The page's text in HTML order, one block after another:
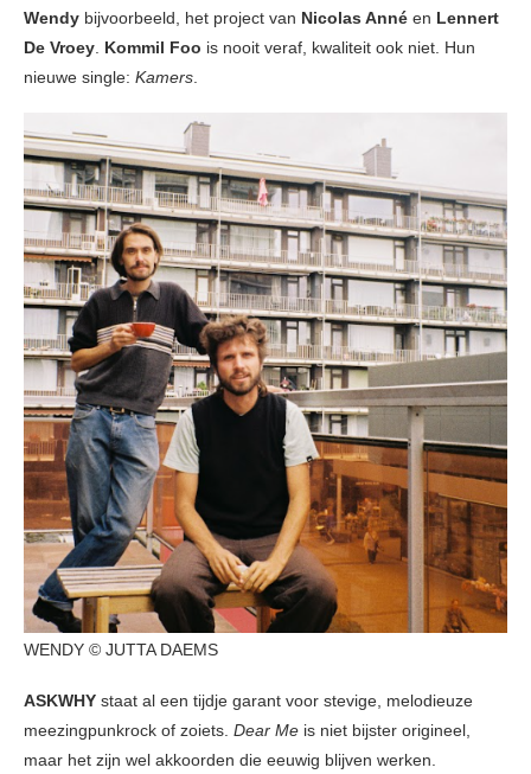
Wendy bijvoorbeeld, het project van Nicolas Anné en Lennert
De Vroey. Kommil Foo is nooit veraf, kwaliteit ook niet. Hun
nieuwe single: Kamers.
WENDY © JUTTA DAEMS
ASKWHY staat al een tijdje garant voor stevige, melodieuze
meezingpunkrock of zoiets. Dear Me is niet bijster origineel,
maar het zijn wel akkoorden die eeuwig blijven werken.